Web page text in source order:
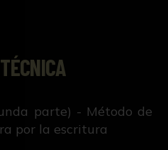
parte) - Método de
por la escritura